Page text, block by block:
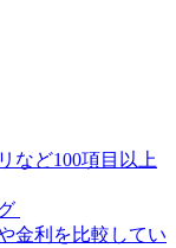
など100項目以上
金利を比較してい